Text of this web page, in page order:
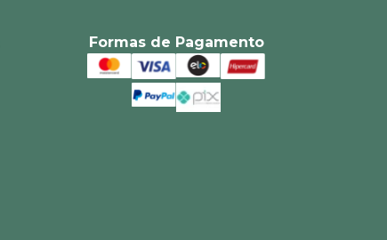
Formas de Pagamento